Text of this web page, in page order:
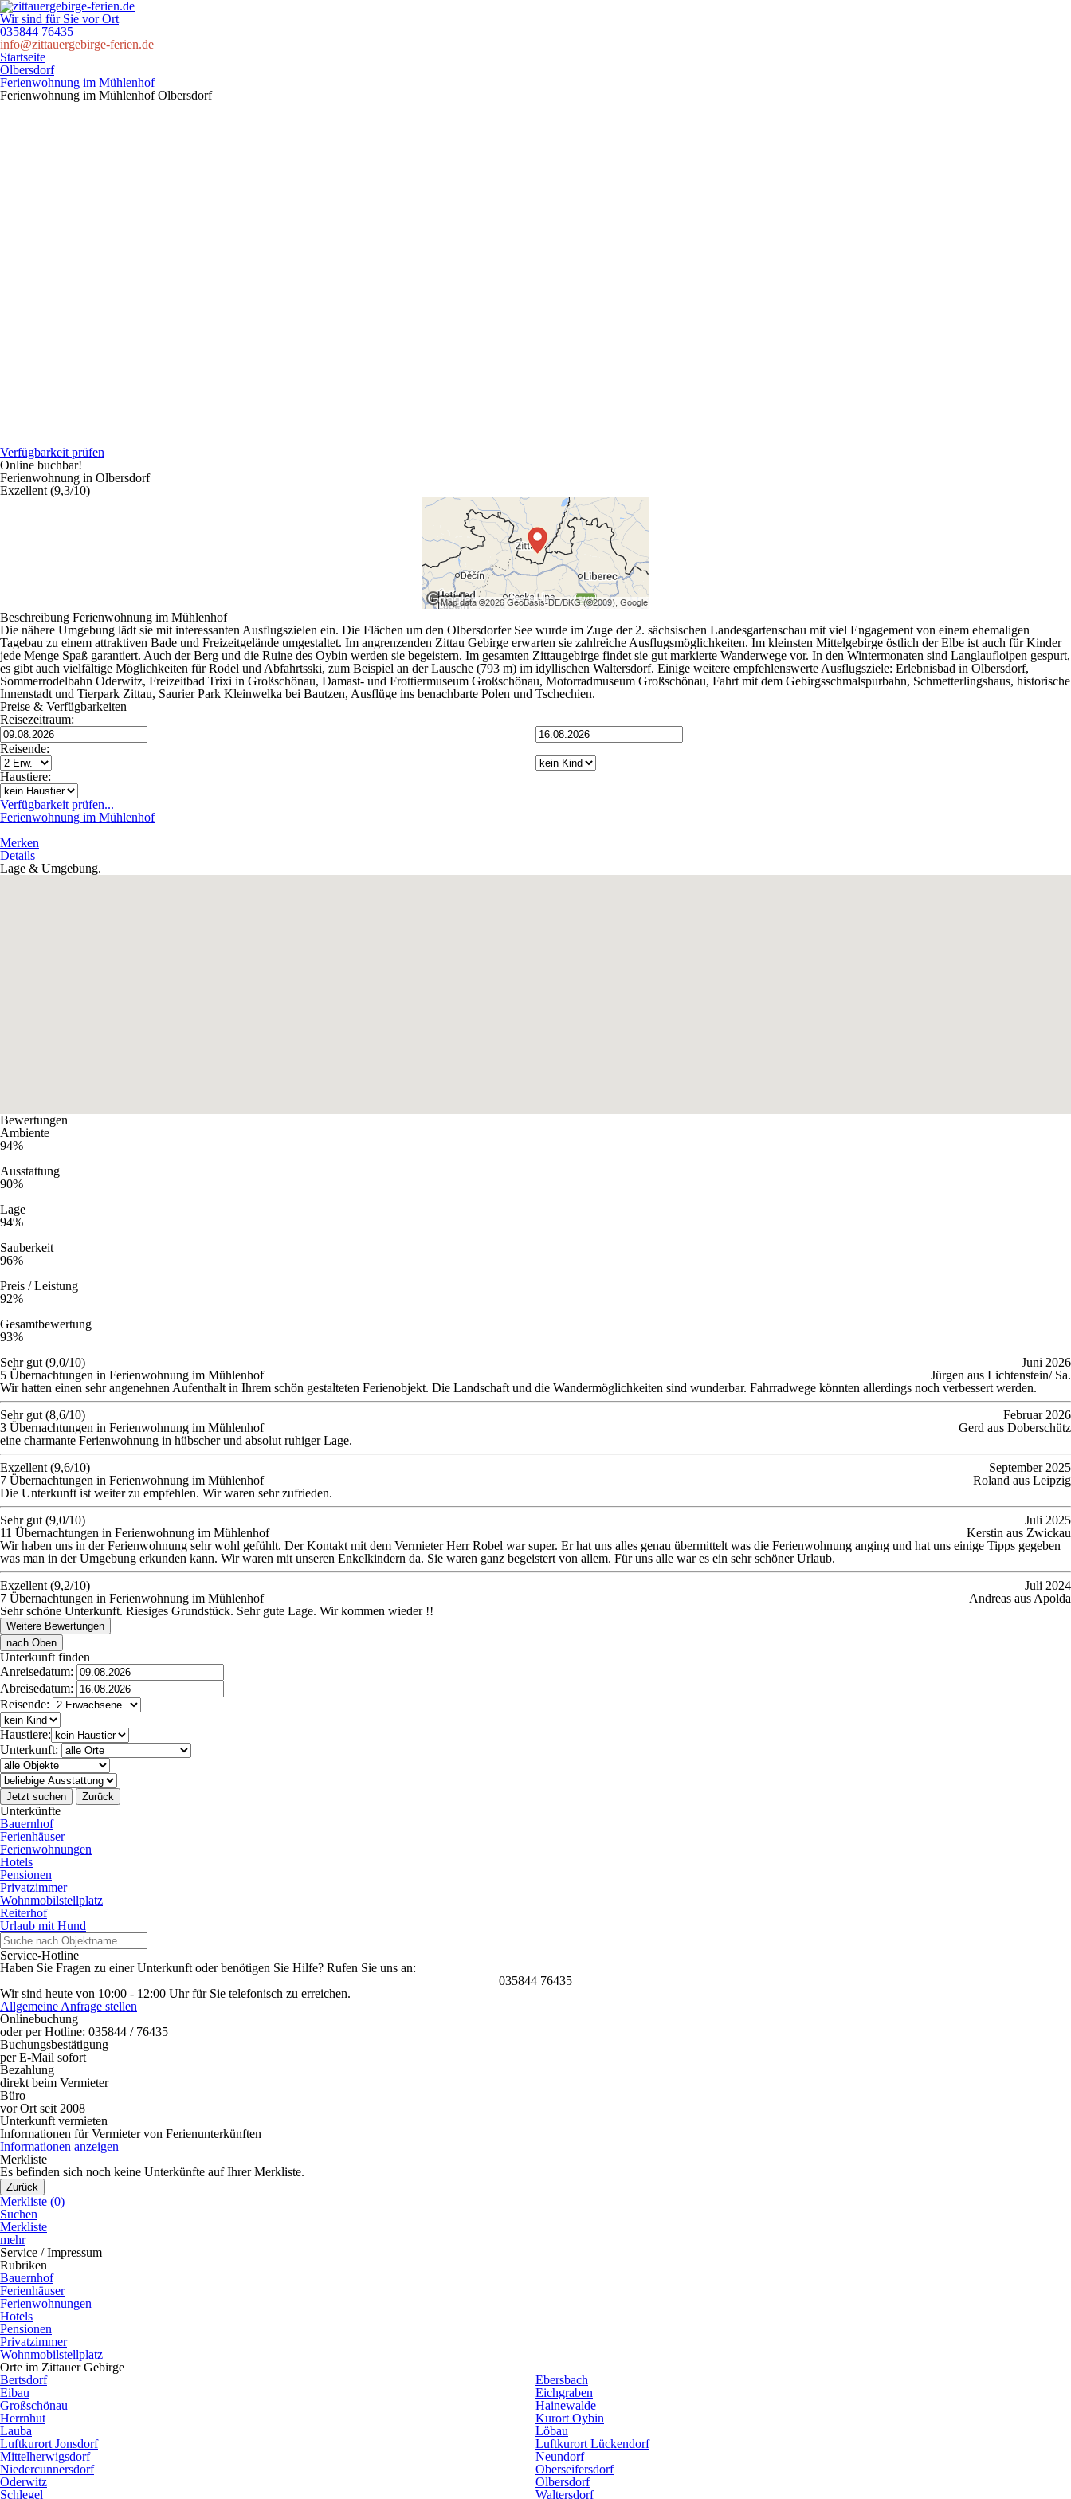
Wir sind für Sie vor Ort
035844 76435
info@zittauergebirge-ferien.de
Startseite
Olbersdorf
Ferienwohnung im Mühlenhof
Ferienwohnung im MühlenhofOlbersdorf
Verfügbarkeit prüfen
Online buchbar!
Ferienwohnung in Olbersdorf
Exzellent (9,3/10)
Beschreibung Ferienwohnung im Mühlenhof
Die nähere Umgebung lädt sie mit interessanten Ausflugszielen ein. Die Flächen um den Olbersdorfer See wurde im Zuge der 2. sächsischen Landesgartenschau mit viel Engagement von einem ehemaligen
Tagebau zu einem attraktiven Bade und Freizeitgelände umgestaltet. Im angrenzenden Zittau Gebirge erwarten sie zahlreiche Ausflugsmöglichkeiten. Im kleinsten Mittelgebirge östlich der Elbe ist auch für Kinder
jede Menge Spaß garantiert. Auch der Berg und die Ruine des Oybin werden sie begeistern. Im gesamten Zittaugebirge findet sie gut markierte Wanderwege vor. In den Wintermonaten sind Langlaufloipen gespurt,
es gibt auch vielfältige Möglichkeiten für Rodel und Abfahrtsski, zum Beispiel an der Lausche (793 m) im idyllischen Waltersdorf. Einige weitere empfehlenswerte Ausflugsziele: Erlebnisbad in Olbersdorf,
Sommerrodelbahn Oderwitz, Freizeitbad Trixi in Großschönau, Damast- und Frottiermuseum Großschönau, Motorradmuseum Großschönau, Fahrt mit dem Gebirgsschmalspurbahn, Schmetterlingshaus, historische
Innenstadt und Tierpark Zittau, Saurier Park Kleinwelka bei Bautzen, Ausflüge ins benachbarte Polen und Tschechien.
Preise & Verfügbarkeiten
Reisezeitraum:
Reisende:
Haustiere:
Verfügbarkeit prüfen...
Ferienwohnung im Mühlenhof
Merken
Details
Lage & Umgebung.
Bewertungen
Ambiente
94%
Ausstattung
90%
Lage
94%
Sauberkeit
96%
Preis / Leistung
92%
Gesamtbewertung
93%
Sehr gut (9,0/10)
Juni 2026
5 Übernachtungen in Ferienwohnung im Mühlenhof
Jürgen aus Lichtenstein/ Sa.
Wir hatten einen sehr angenehnen Aufenthalt in Ihrem schön gestalteten Ferienobjekt. Die Landschaft und die Wandermöglichkeiten sind wunderbar. Fahrradwege könnten allerdings noch verbessert werden.
Sehr gut (8,6/10)
Februar 2026
3 Übernachtungen in Ferienwohnung im Mühlenhof
Gerd aus Doberschütz
eine charmante Ferienwohnung in hübscher und absolut ruhiger Lage.
Exzellent (9,6/10)
September 2025
7 Übernachtungen in Ferienwohnung im Mühlenhof
Roland aus Leipzig
Die Unterkunft ist weiter zu empfehlen. Wir waren sehr zufrieden.
Sehr gut (9,0/10)
Juli 2025
11 Übernachtungen in Ferienwohnung im Mühlenhof
Kerstin aus Zwickau
Wir haben uns in der Ferienwohnung sehr wohl gefühlt. Der Kontakt mit dem Vermieter Herr Robel war super. Er hat uns alles genau übermittelt was die Ferienwohnung anging und hat uns einige Tipps gegeben
was man in der Umgebung erkunden kann. Wir waren mit unseren Enkelkindern da. Sie waren ganz begeistert von allem. Für uns alle war es ein sehr schöner Urlaub.
Exzellent (9,2/10)
Juli 2024
7 Übernachtungen in Ferienwohnung im Mühlenhof
Andreas aus Apolda
Sehr schöne Unterkunft. Riesiges Grundstück. Sehr gute Lage. Wir kommen wieder !!
Weitere Bewertungen
nach Oben
Unterkunft finden
Anreisedatum:
Abreisedatum:
Reisende:
Haustiere:
Unterkunft:
Jetzt suchen Zurück
Unterkünfte
Bauernhof
Ferienhäuser
Ferienwohnungen
Hotels
Pensionen
Privatzimmer
Wohnmobilstellplatz
Reiterhof
Urlaub mit Hund
Service-Hotline
Haben Sie Fragen zu einer Unterkunft oder benötigen Sie Hilfe? Rufen Sie uns an:
035844 76435
Wir sind heute von 10:00 - 12:00 Uhr für Sie telefonisch zu erreichen.
Allgemeine Anfrage stellen
Onlinebuchung
oder per Hotline: 035844 / 76435
Buchungsbestätigung
per E-Mail sofort
Bezahlung
direkt beim Vermieter
Büro
vor Ort seit 2008
Unterkunft vermieten
Informationen für Vermieter von Ferienunterkünften
Informationen anzeigen
Merkliste
Es befinden sich noch keine Unterkünfte auf Ihrer Merkliste.
Zurück
Merkliste (0)
Suchen
Merkliste
mehr
Service / Impressum
Rubriken
Bauernhof
Ferienhäuser
Ferienwohnungen
Hotels
Pensionen
Privatzimmer
Wohnmobilstellplatz
Orte im Zittauer Gebirge
Bertsdorf
Ebersbach
Eibau
Eichgraben
Großschönau
Hainewalde
Herrnhut
Kurort Oybin
Lauba
Löbau
Luftkurort Jonsdorf
Luftkurort Lückendorf
Mittelherwigsdorf
Neundorf
Niedercunnersdorf
Oberseifersdorf
Oderwitz
Olbersdorf
Schlegel
Waltersdorf